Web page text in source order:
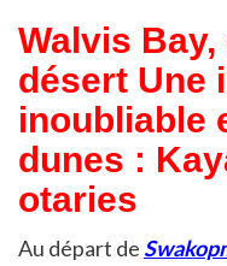
Walvis
désert Une
inoubliable
dunes :
otaries
Au départ de